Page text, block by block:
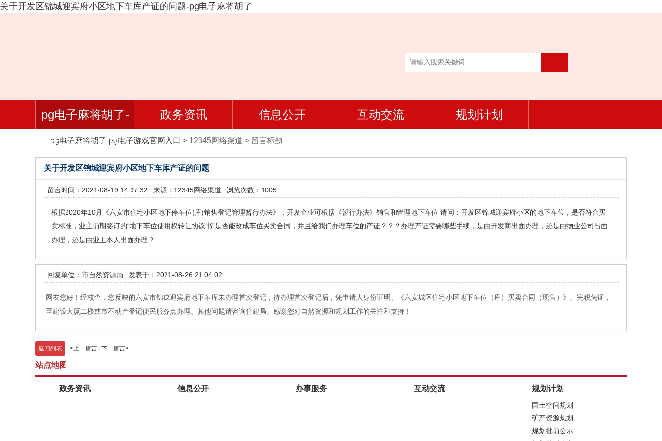
关于开发区锦城迎宾府小区地下车库产证的问题-pg电子麻将胡了
pg电子麻将胡了-
pg电子游戏官网入
口
政务资讯 信息公开 互动交流 规划计划
pg电子麻将胡了-pg电子游戏官网入口 > 12345网络渠道 > 留言标题
关于开发区锦城迎宾府小区地下车库产证的问题
留言时间：2021-08-19 14:37:32 来源：12345网络渠道 浏览次数：1005
根据2020年10月《六安市住宅小区地下停车位(库)销售登记管理暂行办法》，开发企业可根据《暂行办法》销售和管理地下车位 请问：开发区锦城迎宾府小区的地下车位，是否符合买
卖标准，业主前期签订的“地下车位使用权转让协议书”是否能改成车位买卖合同，并且给我们办理车位的产证？？？办理产证需要哪些手续，是由开发商出面办理，还是由物业公司出面
办理，还是由业主本人出面办理？
回复单位：市自然资源局 发表于：2021-08-26 21:04:02
网友您好！经核查，您反映的六安市锦成迎宾府地下车库未办理首次登记，待办理首次登记后，凭申请人身份证明、《六安城区住宅小区地下车位（库）买卖合同（现售）》、完税凭证，
至建设大厦二楼或市不动产登记便民服务点办理。其他问题请咨询住建局。感谢您对自然资源和规划工作的关注和支持！
返回列表 <上一留言 下一留言>
站点地图
政务资讯 信息公开 办事服务 互动交流 规划计划
国土空间规划
矿产资源规划
规划批前公示